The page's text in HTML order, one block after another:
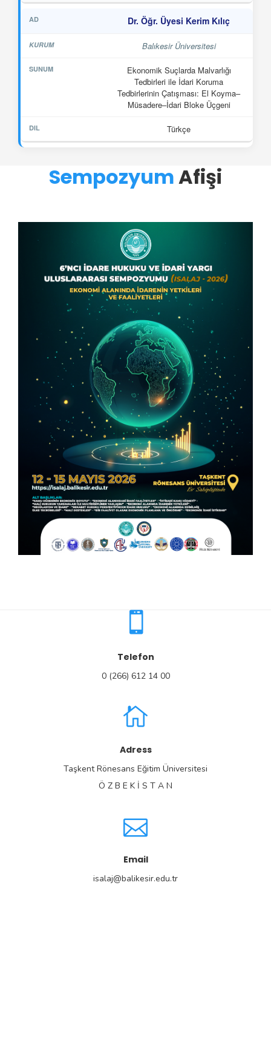
Dr. Öğr. Üyesi Kerim Kılıç
Balıkesir Üniversitesi
Ekonomik Suçlarda Malvarlığı
Tedbirleri ile İdari Koruma
Tedbirlerinin Çatışması: El Koyma–
Müsadere–İdari Bloke Üçgeni
Türkçe
SempozyumAfişi
Telefon
0 (266) 612 14 00
Adress
Taşkent Rönesans Eğitim Üniversitesi
Ö Z B E K İ S T A N
Email
isalaj@balikesir.edu.tr